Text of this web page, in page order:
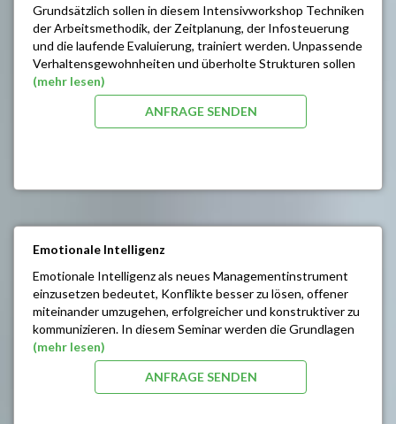
Auf´s Zuhören kommt es an
Tipps für gezielte Gespräche
(Beispiele: Mitarbeitergespräche,
Verhandlungsgespräche, Verkaufsgespräche)
Grundsätzlich sollen in diesem Intensivworkshop Techniken
der Arbeitsmethodik, der Zeitplanung, der Infosteuerung
und die laufende Evaluierung, trainiert werden. Unpassende
Verhaltensgewohnheiten und überholte Strukturen sollen
aufgezeigt werden und über eine Änderung der
Grundeinstellung eine neue Dynamik erhalten. Im Rahmen
dieses Trainings soll die Arbeitsorganisation Ihrer
Einsatzsysteme der Zeitplanung
Arbeiten unter Zeitdruck
Problemlösungen
Ärgernisse ausschalten - das Chaos beseitigen
Prioritäten setzen
Kontrolle
Neue Routinen schaffen
(mehr lesen)
ANFRAGE SENDEN
Emotionale Intelligenz
Emotionale Intelligenz als neues Managementinstrument
einzusetzen bedeutet, Konflikte besser zu lösen, offener
miteinander umzugehen, erfolgreicher und konstruktiver zu
kommunizieren. In diesem Seminar werden die Grundlagen
emotionaler Intelligenz vermittelt und in zahlreichen
Rollenspielen trainiert.
(mehr lesen)
ANFRAGE SENDEN